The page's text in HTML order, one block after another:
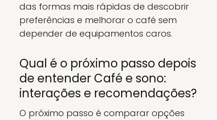
das formas mais rápidas de descobrir
preferências e melhorar o café sem
depender de equipamentos caros.
Qual é o próximo passo depois
de entender Café e sono:
interações e recomendações?
O próximo passo é comparar opções